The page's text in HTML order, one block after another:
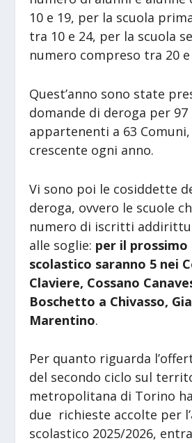
10 e 19, per la scuola
tra 10 e 24, per la scuola
numero compreso tra 20 e
Quest’anno sono state
domande di deroga per 97
appartenenti a 63
crescente ogni anno.
Vi sono poi le cosiddette
deroga, ovvero le scuole
numero di iscritti
alle soglie: per il prossimo
scolastico saranno 5 nei
Claviere, Cossano
Boschetto a Chivasso,
Marentino.
Per quanto riguarda
del secondo ciclo sul
metropolitana di Torino
due richieste accolte per
scolastico 2025/2026,